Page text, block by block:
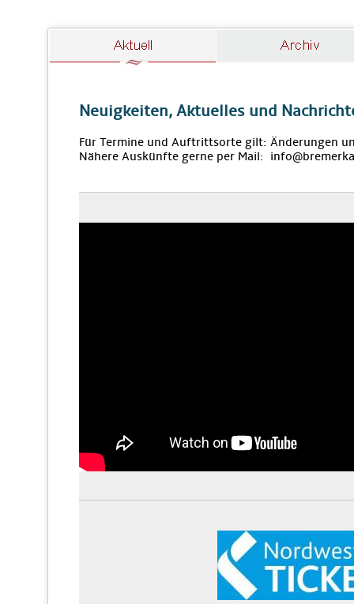
Neuigkeiten, Aktuelles und
Für Termine und Auftrittsorte gilt: Änderungen
Nähere Auskünfte gerne per Mail: